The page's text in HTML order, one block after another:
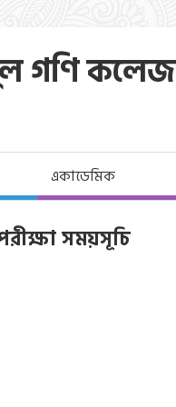
গণি কলেজ
একাডেমিক
পরীক্ষা সময়সূচি